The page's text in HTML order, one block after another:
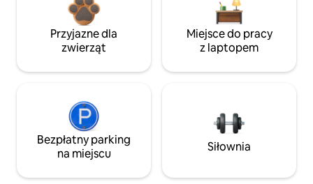
Przyjazne dla
zwierząt
Miejsce do pracy
z laptopem
Bezpłatny parking
na miejscu
Siłownia